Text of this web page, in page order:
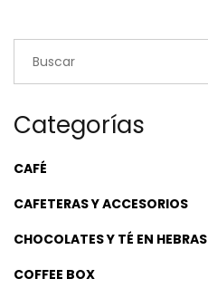
Categorías
CAFÉ
CAFETERAS Y ACCESORIOS
CHOCOLATES Y TÉ EN HEBRAS
COFFEE BOX